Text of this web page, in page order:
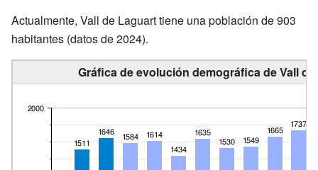
Actualmente, Vall de Laguart tiene una población de 903
habitantes (datos de 2024).
Gráfica de evolución demográfica de Vall